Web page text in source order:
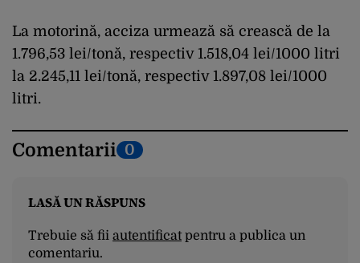
La motorină, acciza urmează să crească de la
1.796,53 lei/tonă, respectiv 1.518,04 lei/1000 litri
la 2.245,11 lei/tonă, respectiv 1.897,08 lei/1000
litri.
Comentarii 0
LASĂ UN RĂSPUNS
Trebuie să fii autentificatpentru a publica un
comentariu.